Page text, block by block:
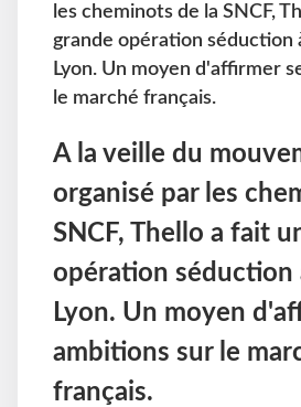
les cheminots de la SNCF,
grande opération séduction
Lyon. Un moyen d'affirmer
le marché français.
A la veille du
organisé par les
SNCF, Thello a fait
opération séduction
Lyon. Un moyen
ambitions sur le
français.